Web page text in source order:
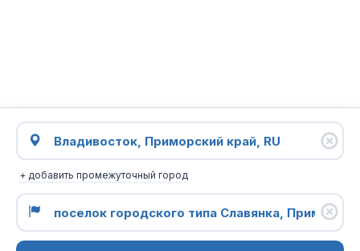
+ добавить промежуточный город